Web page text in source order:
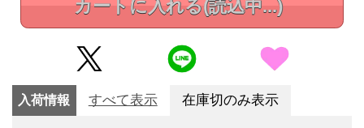
カートに入れる(読込中...)
入荷情報 すべて表示 在庫切のみ表示